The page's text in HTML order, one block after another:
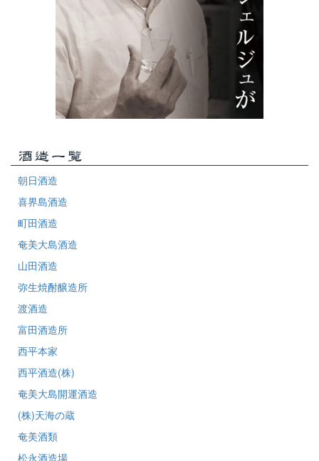
朝日酒造
喜界島酒造
町田酒造
奄美大島酒造
山田酒造
弥生焼酎醸造所
渡酒造
富田酒造所
西平本家
西平酒造(株)
奄美大島開運酒造
(株)天海の蔵
奄美酒類
松永酒造場